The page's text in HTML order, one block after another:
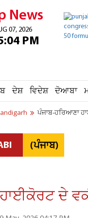
News
07, 2026
PM
ਦੇਸ਼ ਵਿਦੇਸ਼ ਦੋਆਬਾ
ਪੰਜਾਬ-ਹਰਿਆਣਾ
(ਪੰਜਾਬ)
ਦੇ